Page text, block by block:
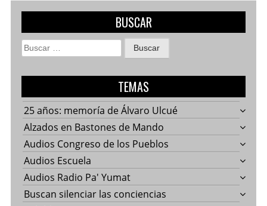
BUSCAR
Buscar:
TEMAS
25 años: memoría de Álvaro Ulcué
Alzados en Bastones de Mando
Audios Congreso de los Pueblos
Audios Escuela
Audios Radio Pa' Yumat
Buscan silenciar las conciencias